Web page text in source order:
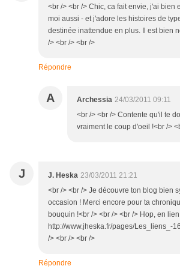
<br /> <br /> Chic, ca fait envie, j'ai bien
moi aussi - et j'adore les histoires de
destinée inattendue en plus. Il est bien
/> <br /> <br />
Répondre
A Archessia 24/03/2011 09:11
<br /> <br /> Contente qu'il te
vraiment le coup d'oeil !<br />
J J. Heska 23/03/2011 21:21
<br /> <br /> Je découvre ton blog bien
occasion ! Merci encore pour ta
bouquin !<br /> <br /> <br /> Hop, en
http://www.jheska.fr/pages/Les_liens_-
/> <br /> <br />
Répondre